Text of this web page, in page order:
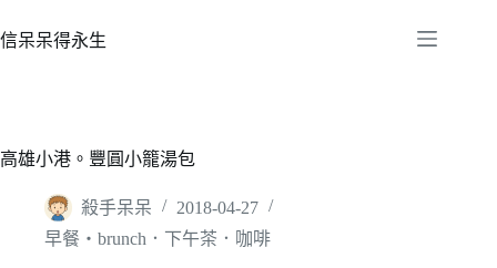
至
容
信呆呆得永生
高雄小港。豐圓小籠湯包
殺手呆呆
2018-04-27
早餐‧brunch．下午茶．咖啡